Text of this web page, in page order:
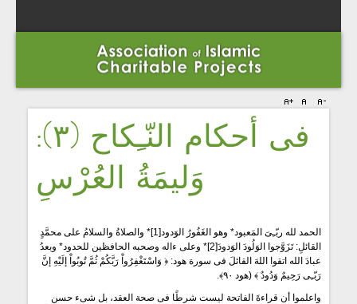
فى أحكام النّـِكاح (٣):
وَليمَةُ العُرْسِ
الحمد لله ربّـِىَ المَعبود* وهو الغَفُورُ الوَدود[1]* والصلاةُ والسلامُ على محمَّدٍ
القائلِ: تَزَوَّجوا الوَلُودَ الوَدودَ[2]* وعلى ءاله وصحبه الحافظين للحدود* وبعدُ
عبادَ الله اتقوا اللهَ القائلَ فى سورة هود: ﴿ وَاسْتَغْفِرُواْ رَبَّكُمْ ثُمَّ تُوبُواْ إلَيْهِ إنَّ
رَبّـِى رَحِيمٌ وَدُودٌ ﴾ (هود ٩٠﴾.
واعلموا أن قراءةَ الفاتحة ليست شرطًا فى صحة العقد، بل شىء حسن